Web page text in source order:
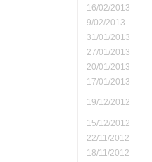
16/02/2013
9/02/2013
31/01/2013
27/01/2013
20/01/2013
17/01/2013
19/12/2012
15/12/2012
22/11/2012
18/11/2012